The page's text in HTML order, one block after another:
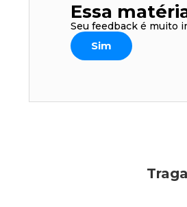
Essa
Seu feedback é muito
Sim